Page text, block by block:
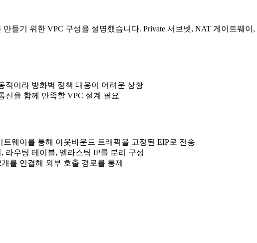
들기 위한 VPC 구성을 설명했습니다. Private 서브넷, NAT 게이트웨
적이라 방화벽 정책 대응이 어려운 상황
신을 함께 만족할 VPC 설계 필요
트웨이를 통해 아웃바운드 트래픽을 고정된 EIP로 전송
라우팅 테이블, 엘라스틱 IP를 분리 구성
를 연결해 외부 호출 경로를 통제